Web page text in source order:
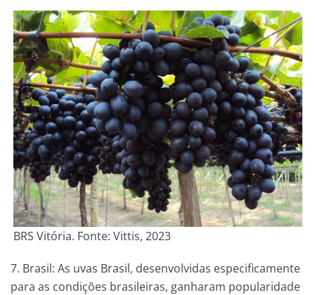
BRS Vitória. Fonte: Vittis, 2023
7. Brasil: As uvas Brasil, desenvolvidas especificamente
para as condições brasileiras, ganharam popularidade